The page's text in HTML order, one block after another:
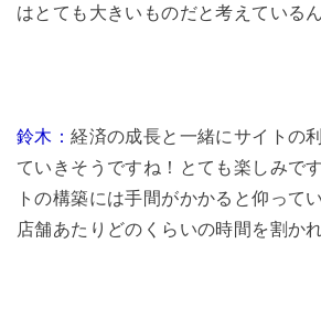
はとても大きいものだと考えているん
鈴木：経済の成長と一緒にサイトの
ていきそうですね！とても楽しみで
トの構築には手間がかかると仰って
店舗あたりどのくらいの時間を割か